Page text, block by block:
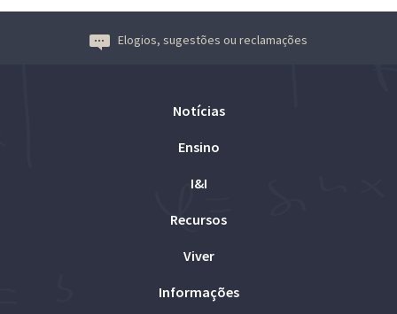
Elogios, sugestões ou reclamações
Notícias
Ensino
I&I
Recursos
Viver
Informações